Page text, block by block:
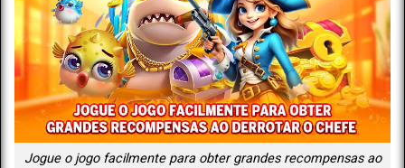
Jogue o jogo facilmente para obter grandes recompensas ao